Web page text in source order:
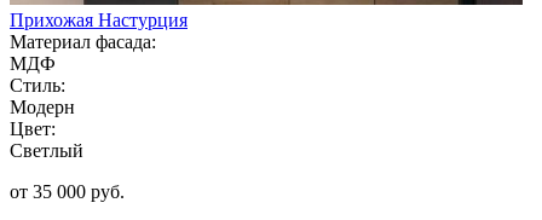
Прихожая Настурция
Материал фасада:
МДФ
Стиль:
Модерн
Цвет:
Светлый
от 35 000 руб.